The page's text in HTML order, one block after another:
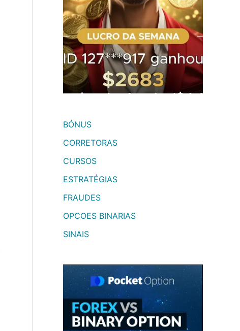
BÓNUS
CORRETORAS
CURSOS
ESTRATÉGIAS
FRAUDES
OPCOES BINARIAS
SINAIS